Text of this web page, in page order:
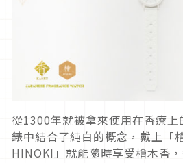
從1300年就被拿來使用在香療
錶中結合了純白的概念，戴上「
HINOKI」就能隨時享受檜木香